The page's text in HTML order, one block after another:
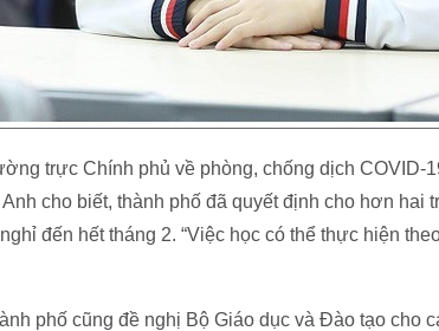
trực Chính phủ về phòng, chống dịch COVID-
cho biết, thành phố đã quyết định cho hơn hai
đến hết tháng 2. “Việc học có thể thực hiện
phố cũng đề nghị Bộ Giáo dục và Đào tạo cho